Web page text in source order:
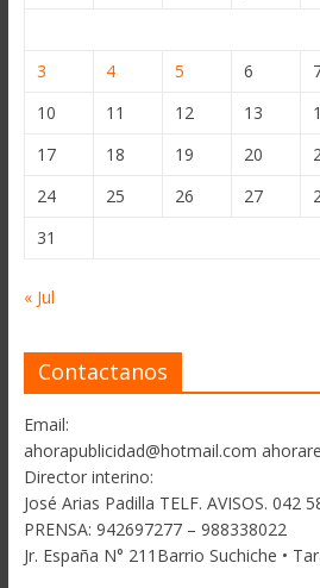
3
4 5 6
10
11 12 13
17
18 19 20
24
25 26 27
31
« Jul
Contactanos
Email:
ahorapublicidad@hotmail.com
Director interino:
José Arias Padilla TELF. AVISOS. 042
PRENSA: 942697277 – 988338022
Jr. España N° 211Barrio Suchiche •